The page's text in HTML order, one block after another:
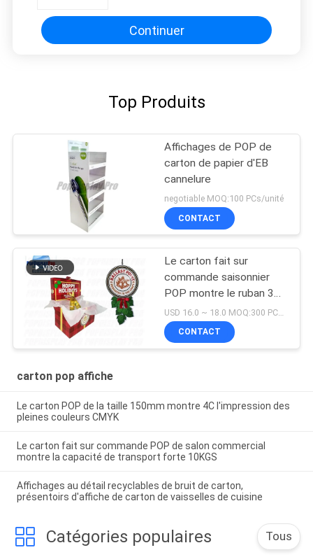
Continuer
Top Produits
Affichages de POP de
carton de papier d'EB
cannelure
negotiable MOQ:100 PCs/unité
CONTACT
Le carton fait sur
commande saisonnier
POP montre le ruban 3D
sur le dessus pour des
boissons de bière
pression
CONTACT
carton pop affiche
Le carton POP de la taille 150mm montre 4C l'impression des
pleines couleurs CMYK
Le carton fait sur commande POP de salon commercial
montre la capacité de transport forte 10KGS
Affichages au détail recyclables de bruit de carton,
présentoirs d'affiche de carton de vaisselles de cuisine
Catégories populaires Tous